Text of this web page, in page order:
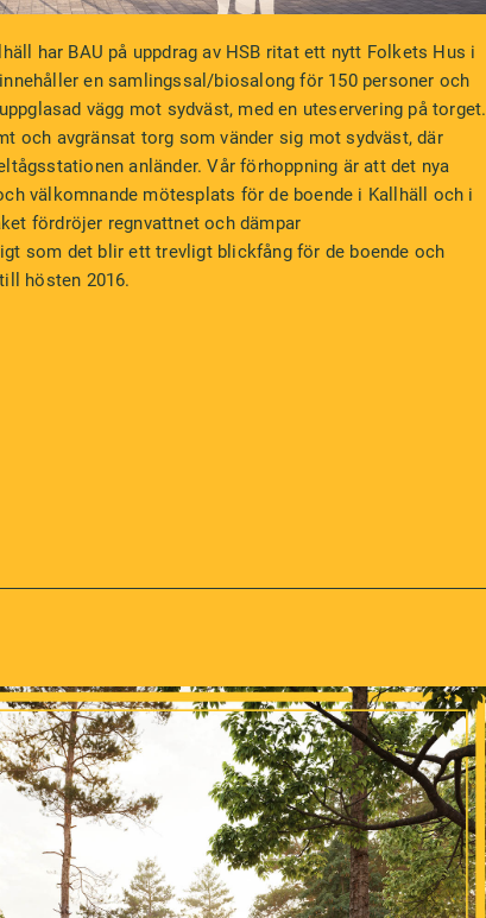
har BAU på uppdrag av HSB ritat ett nytt Folkets Hus i
en samlingssal/biosalong för 150 personer och
vägg mot sydväst, med en uteservering på torget.
och avgränsat torg som vänder sig mot sydväst, där
anländer. Vår förhoppning är att det nya
välkomnande mötesplats för de boende i Kallhäll och i
fördröjer regnvattnet och dämpar
som det blir ett trevligt blickfång för de boende och
hösten 2016.